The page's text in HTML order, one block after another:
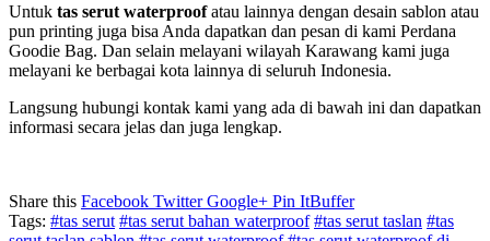
Untuk tas serut waterproofatau lainnya dengan desain sablon atau
pun printing juga bisa Anda dapatkan dan pesan di kami Perdana
Goodie Bag. Dan selain melayani wilayah Karawang kami juga
melayani ke berbagai kota lainnya di seluruh Indonesia.
Langsung hubungi kontak kami yang ada di bawah ini dan dapatkan
informasi secara jelas dan juga lengkap.
Share this Facebook TwitterGoogle+ Pin ItBuffer
Tags: #tas serut #tas serut bahan waterproof #tas serut taslan #tas